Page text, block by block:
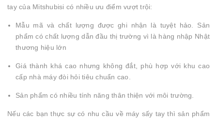
tay của Mitshubisi có nhiều ưu điểm vượt trội:
Mẫu mã và chất lượng được ghi nhận là tuyệt hảo. Sản
phẩm có chất lượng dẫn đầu thị trường vì là hàng nhập Nhật
thương hiệu lớn
Giá thành khá cao nhưng không đắt, phù hợp với khu cao
cấp nhà máy đòi hỏi tiêu chuẩn cao.
Sản phẩm có nhiều tính năng thân thiện với môi trường.
Nếu các bạn thực sự có nhu cầu về máy sấy tay thì sản phẩm